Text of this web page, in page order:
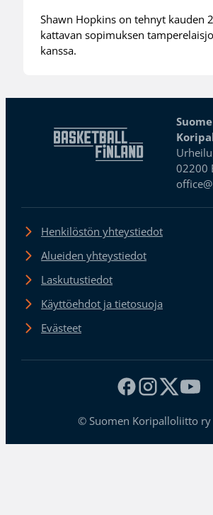
Shawn Hopkins on tehnyt kauden
kattavan sopimuksen
kanssa.
02200
Henkilöstön yhteystiedot
Alueiden yhteystiedot
Laskutustiedot
Käyttöehdot ja tietosuoja
Evästeet
© Suomen Koripalloliitto ry